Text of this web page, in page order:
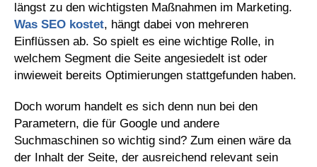
längst zu den wichtigsten Maßnahmen im Marketing.
Was SEO kostet, hängt dabei von mehreren
Einflüssen ab. So spielt es eine wichtige Rolle, in
welchem Segment die Seite angesiedelt ist oder
inwieweit bereits Optimierungen stattgefunden haben.
Doch worum handelt es sich denn nun bei den
Parametern, die für Google und andere
Suchmaschinen so wichtig sind? Zum einen wäre da
der Inhalt der Seite, der ausreichend relevant sein